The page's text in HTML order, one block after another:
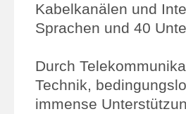
Kabelkanälen und
Sprachen und 40
Durch
Technik,
immense